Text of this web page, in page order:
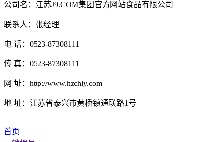
公司名：江苏J9.COM集团官方网站食品有限公司
联系人：张经理
电 话：0523-87308111
传 真：0523-87308111
网 址：http://www.hzchly.com
地 址：江苏省泰兴市黄桥镇通联路1号
首页